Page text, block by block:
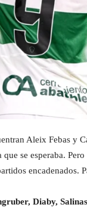
Aleix Febas y
se esperaba.
encadenados.
Diaby,